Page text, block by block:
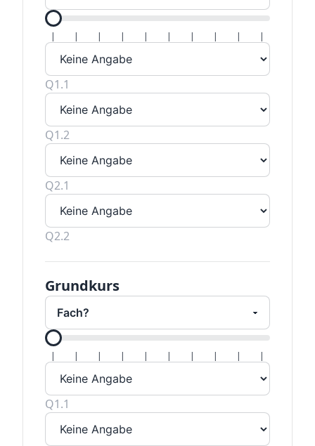
| | | | | | | | | |
Q1.1
Q1.2
Q2.1
Q2.2
Grundkurs
| | | | | | | | | |
Q1.1